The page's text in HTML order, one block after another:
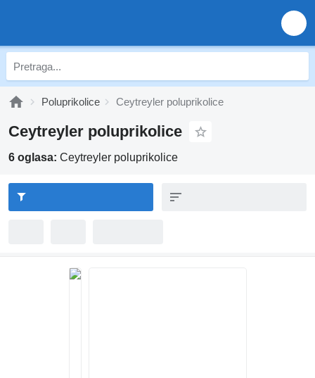
Poluprikolice Ceytreyler poluprikolice
Ceytreyler poluprikolice
6 oglasa: Ceytreyler poluprikolice